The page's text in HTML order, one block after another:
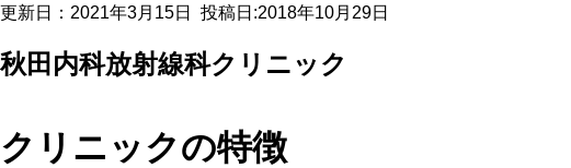
更新日：2021年3月15日
投稿日:2018年10月29日
秋田内科放射線科クリニック
クリニックの特徴